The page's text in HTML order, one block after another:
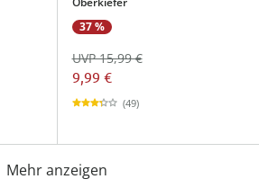
37 %
9,99 €
UVP 15,99 €
(49)
Mehr anzeigen